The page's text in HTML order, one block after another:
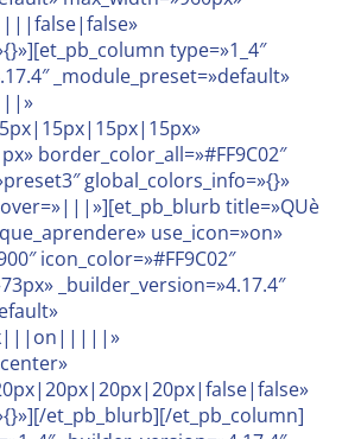
type=»1_4″
_module_preset=»default»
border_color_all=»#FF9C02″
global_colors_info=»{}»
title=»QUè
use_icon=»on»
icon_color=»#FF9C02″
_builder_version=»4.17.4″
et_pb_blurb][/et_pb_column]